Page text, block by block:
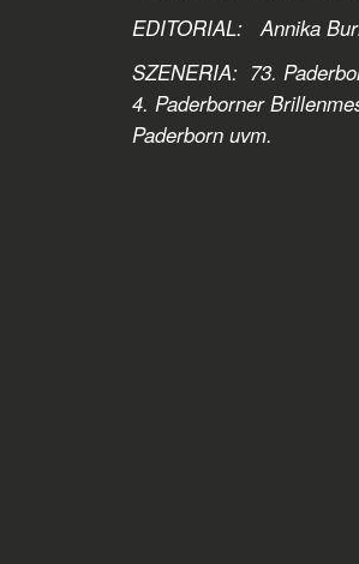
EDITORIAL:
Annika
SZENERIA: 73.
4. Paderborner
Paderborn uvm.